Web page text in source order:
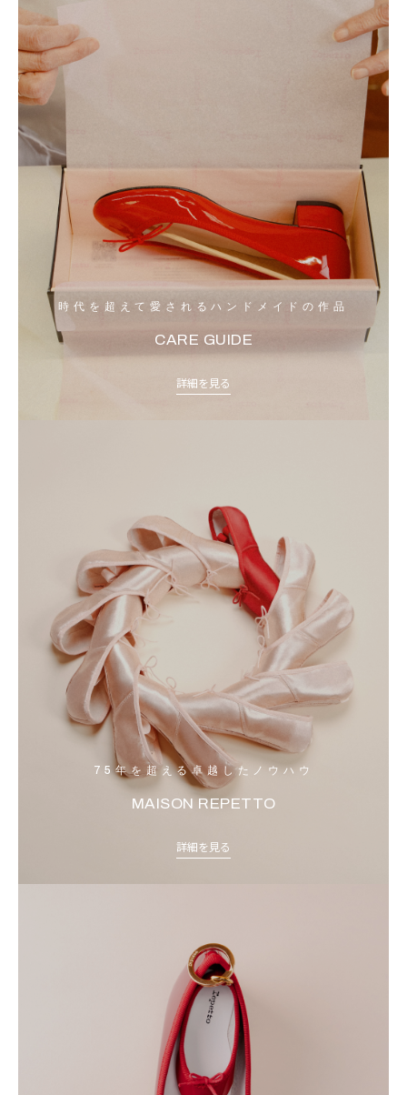
時代を超えて愛されるハンドメイドの作品
CARE GUIDE
詳細を見る
75年を超える卓越したノウハウ
MAISON REPETTO
詳細を見る